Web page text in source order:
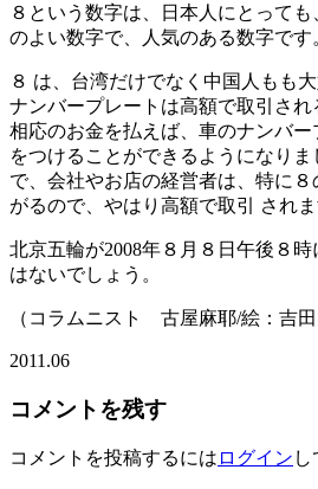
８という数字は、日本人にとって
のよい数字で、人気のある数字です
８ は、台湾だけでなく中国人もも
ナンバープレートは高額で取引され
相応のお金を払えば、車のナンバ
をつけることができるようになり
で、会社やお店の経営者は、特に
がるので、やはり高額で取引 されま
北京五輪が2008年８月８日午後８
はないでしょう。
（コラムニスト 古屋麻耶/絵：吉田
2011.06
コメントを残す
コメントを投稿するには ログイン し